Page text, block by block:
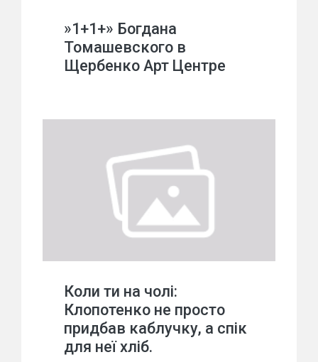
»1+1+» Богдана
Томашевского в
Щербенко Арт Центре
Коли ти на чолі:
Клопотенко не просто
придбав каблучку, а спік
для неї хліб.